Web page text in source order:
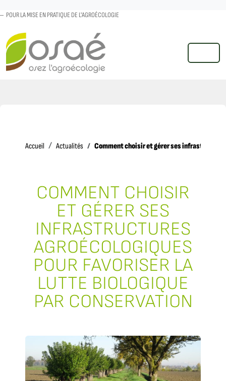
POUR LA MISE EN PRATIQUE DE L'AGROÉCOLOGIE
MENU
Accueil AccueilActualités Comment choisir et gérer ses
COMMENT CHOISIR
ET GÉRER SES
INFRASTRUCTURES
AGROÉCOLOGIQUES
POUR FAVORISER LA
LUTTE BIOLOGIQUE
PAR CONSERVATION